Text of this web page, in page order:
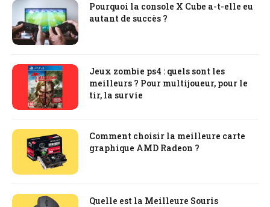
Pourquoi la console X Cube a-t-elle eu
autant de succès ?
Jeux zombie ps4 : quels sont les
meilleurs ? Pour multijoueur, pour le
tir, la survie
Comment choisir la meilleure carte
graphique AMD Radeon ?
Quelle est la Meilleure Souris